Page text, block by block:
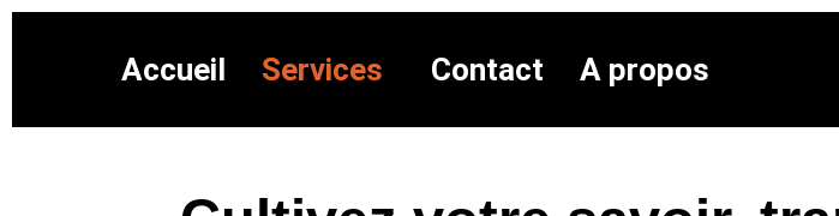
Accueil Services Contact A propos